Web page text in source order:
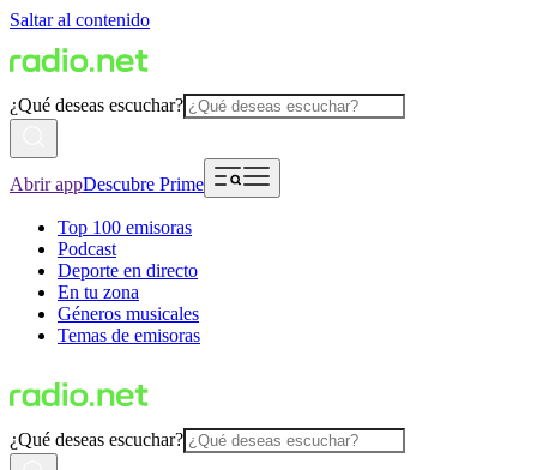
Saltar al contenido
¿Qué deseas escuchar?
Abrir appDescubre Prime
Top 100 emisoras
Podcast
Deporte en directo
En tu zona
Géneros musicales
Temas de emisoras
¿Qué deseas escuchar?